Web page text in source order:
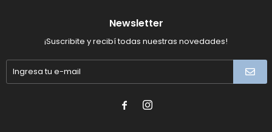
Newsletter
¡Suscribite y recibí todas nuestras novedades!
 